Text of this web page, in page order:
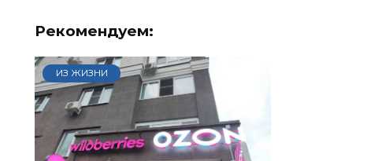
Рекомендуем:
ИЗ ЖИЗНИ